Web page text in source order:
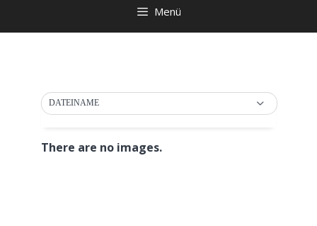
Menü
DATEINAME
There are no images.